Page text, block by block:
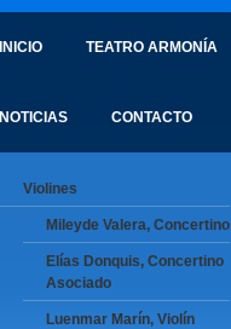
INICIO TEATRO ARMONÍA
NOTICIAS CONTACTO
Violines
Mileyde Valera, Concertino
Elías Donquis, Concertino
Asociado
Luenmar Marín, Violín